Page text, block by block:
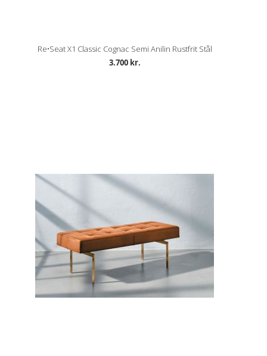
Re•Seat X1 Classic Cognac Semi Anilin Rustfrit Stål
3.700 kr.